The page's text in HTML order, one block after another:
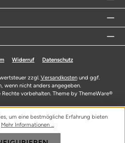
Widerruf Datenschutz
zzgl. Versandkostenund ggf.
wenn nicht anders angegeben.
vorbehalten. Theme by ThemeWare®
um eine bestmögliche Erfahrung bieten
Mehr Informationen ...